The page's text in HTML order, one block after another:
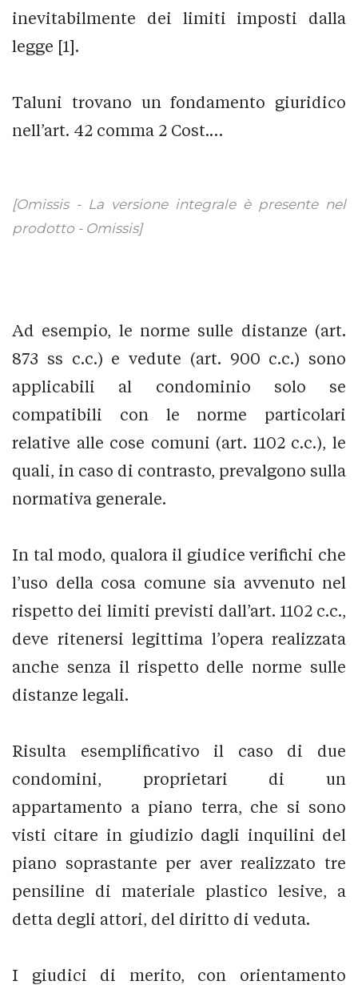
inevitabilmente dei limiti imposti dalla
legge [1].
Taluni trovano un fondamento giuridico
nell’art. 42 comma 2 Cost.…
[Omissis - La versione integrale è presente nel
prodotto - Omissis]
Ad esempio, le norme sulle distanze (art.
873 ss c.c.) e vedute (art. 900 c.c.) sono
applicabili al condominio solo se
compatibili con le norme particolari
relative alle cose comuni (art. 1102 c.c.), le
quali, in caso di contrasto, prevalgono sulla
normativa generale.
In tal modo, qualora il giudice verifichi che
l’uso della cosa comune sia avvenuto nel
rispetto dei limiti previsti dall’art. 1102 c.c.,
deve ritenersi legittima l’opera realizzata
anche senza il rispetto delle norme sulle
distanze legali.
Risulta esemplificativo il caso di due
condomini, proprietari di un
appartamento a piano terra, che si sono
visti citare in giudizio dagli inquilini del
piano soprastante per aver realizzato tre
pensiline di materiale plastico lesive, a
detta degli attori, del diritto di veduta.
I giudici di merito, con orientamento